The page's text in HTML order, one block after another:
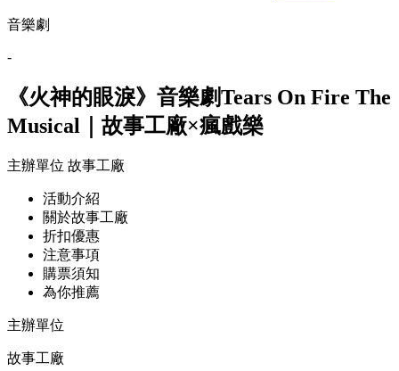
音樂劇
-
《火神的眼淚》音樂劇Tears On Fire The
Musical｜故事工廠×瘋戲樂
主辦單位 故事工廠
活動介紹
關於故事工廠
折扣優惠
注意事項
購票須知
為你推薦
主辦單位
故事工廠